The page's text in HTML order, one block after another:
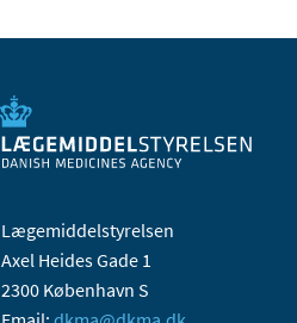
Lægemiddelstyrelsen
Axel Heides Gade 1
2300 København S